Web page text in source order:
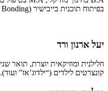
בפיתוח תוכנית בייבישיר (Musical Baby Bonding) עם אורלי צלאל.
יעל ארנון ורד
חלילנית ומוזיקאית יוצרת, תואר
קונצרטים לילדים (“ילדוג’אז”